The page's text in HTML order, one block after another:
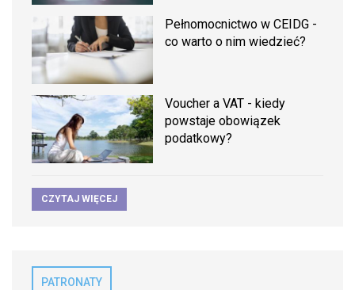
Pełnomocnictwo w CEIDG -
co warto o nim wiedzieć?
Voucher a VAT - kiedy
powstaje obowiązek
podatkowy?
CZYTAJ WIĘCEJ
PATRONATY